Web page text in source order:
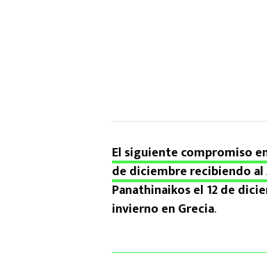
El siguiente compromiso
de diciembre recibiendo al
Panathinaikos el 12 de
invierno en Grecia.